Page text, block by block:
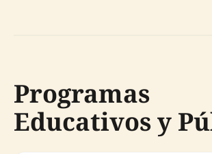
Programas
Educativos y